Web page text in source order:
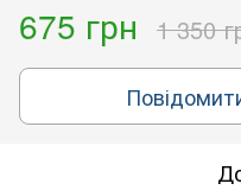
675 грн 1 350